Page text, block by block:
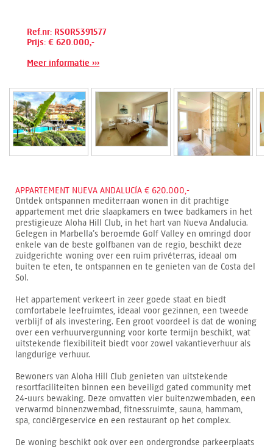
Ref.nr: RSOR5391577
Prijs: € 620.000,-
Meer informatie ›››
APPARTEMENT NUEVA ANDALUCÍA € 620.000,-
Ontdek ontspannen mediterraan wonen in dit prachtige
appartement met drie slaapkamers en twee badkamers in het
prestigieuze Aloha Hill Club, in het hart van Nueva Andalucia.
Gelegen in Marbella’s beroemde Golf Valley en omringd door
enkele van de beste golfbanen van de regio, beschikt deze
zuidgerichte woning over een ruim privéterras, ideaal om
buiten te eten, te ontspannen en te genieten van de Costa del
Sol.
Het appartement verkeert in zeer goede staat en biedt
comfortabele leefruimtes, ideaal voor gezinnen, een tweede
verblijf of als investering. Een groot voordeel is dat de woning
over een verhuurvergunning voor korte termijn beschikt, wat
uitstekende flexibiliteit biedt voor zowel vakantieverhuur als
langdurige verhuur.
Bewoners van Aloha Hill Club genieten van uitstekende
resortfaciliteiten binnen een beveiligd gated community met
24-uurs bewaking. Deze omvatten vier buitenzwembaden, een
verwarmd binnenzwembad, fitnessruimte, sauna, hammam,
spa, conciërgeservice en een restaurant op het complex.
De woning beschikt ook over een ondergrondse parkeerplaats